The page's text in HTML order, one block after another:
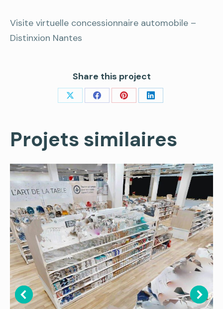
Visite virtuelle concessionnaire automobile –
Distinxion Nantes
Share this project
Share Share
Facebook
Share
Pinterest
Share
Projets similaires